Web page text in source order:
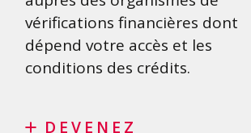
vérifications financières dont
dépend votre accès et les
conditions des crédits.
DEVENEZ